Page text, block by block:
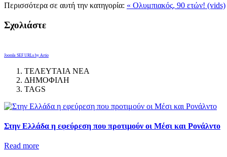
Περισσότερα σε αυτή την κατηγορία: « Ολυμπιακός, 90 ετών! (vids)
Σχολιάστε
Joomla SEF URLs by Artio
ΤΕΛΕΥΤΑΙΑ ΝΕΑ
ΔΗΜΟΦΙΛΗ
TAGS
Στην Ελλάδα η εφεύρεση που προτιμούν οι Μέσι και Ρονάλντο
Read more